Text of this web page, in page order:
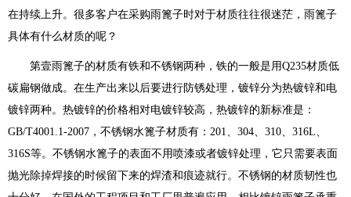
在持续上升。很多客户在采购雨篦子时对于材质往往很迷茫，雨篦子
具体有什么材质的呢？
第壹雨篦子的材质有铁和不锈钢两种，铁的一般是用Q235材质低
碳扁钢做成。在生产出来以后要进行防锈处理，镀锌分为热镀锌和电
镀锌两种。热镀锌的价格相对电镀锌较高，热镀锌的新标准是：
GB/T4001.1-2007，不锈钢水篦子材质有：201、304、310、316L、
316S等。不锈钢水篦子的表面不用喷漆或者镀锌处理，它只需要表面
抛光除掉焊接的时候留下来的焊渣和痕迹就行。不锈钢的材质韧性也